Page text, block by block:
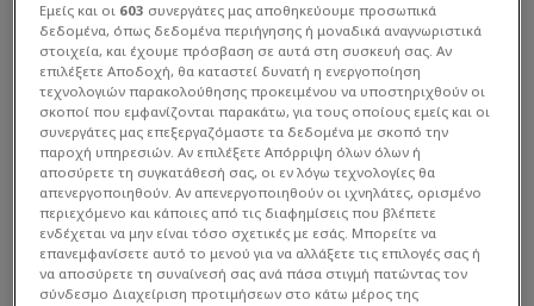
Την προηγούμενη αγωνιστική ο Ολυμπιακός είχε
Εμείς και οι 603 συνεργάτες μας αποθηκεύουμε προσωπικά
δεδομένα, όπως δεδομένα περιήγησης ή μοναδικά αναγνωριστικά
στοιχεία, και έχουμε πρόσβαση σε αυτά στη συσκευή σας. Αν
επιλέξετε Αποδοχή, θα καταστεί δυνατή η ενεργοποίηση
τεχνολογιών παρακολούθησης προκειμένου να υποστηριχθούν οι
σκοποί που εμφανίζονται παρακάτω, για τους οποίους εμείς και οι
συνεργάτες μας επεξεργαζόμαστε τα δεδομένα με σκοπό την
παροχή υπηρεσιών. Αν επιλέξετε Απόρριψη όλων όλων ή
αποσύρετε τη συγκατάθεσή σας, οι εν λόγω τεχνολογίες θα
απενεργοποιηθούν. Αν απενεργοποιηθούν οι ιχνηλάτες, ορισμένο
περιεχόμενο και κάποιες από τις διαφημίσεις που βλέπετε
ενδέχεται να μην είναι τόσο σχετικές με εσάς. Μπορείτε να
επανεμφανίσετε αυτό το μενού για να αλλάξετε τις επιλογές σας ή
να αποσύρετε τη συναίνεσή σας ανά πάσα στιγμή πατώντας τον
σύνδεσμο Διαχείριση προτιμήσεων στο κάτω μέρος της